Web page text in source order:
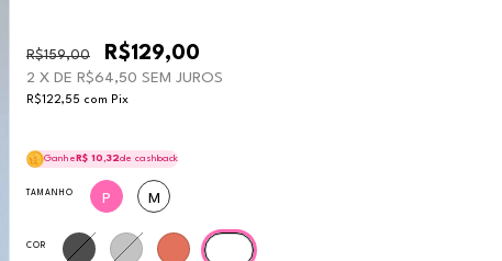
R$159,00 R$129,00
2 X DE R$64,50 SEM JUROS
R$122,55 com Pix
Ganhe R$ 10,32de cashback
TAMANHO P M
COR WHITE